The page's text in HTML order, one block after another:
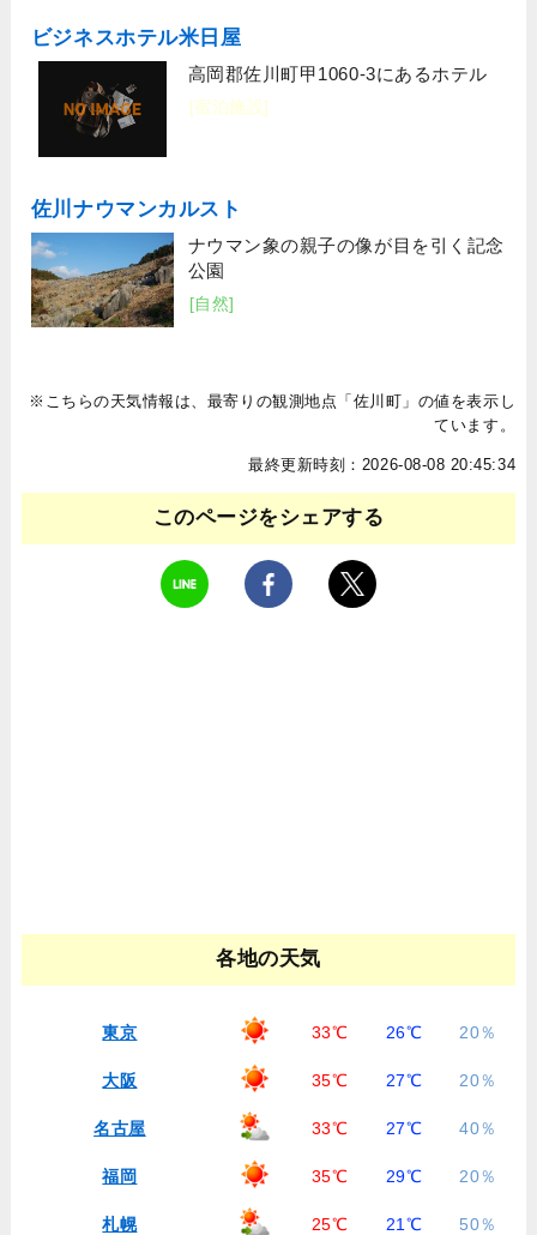
ビジネスホテル米日屋
高岡郡佐川町甲1060-3にあるホテル
[宿泊施設]
佐川ナウマンカルスト
ナウマン象の親子の像が目を引く記念
公園
[自然]
※こちらの天気情報は、最寄りの観測地点「佐川町」の値を表示し
ています。
最終更新時刻：2026-08-08 20:45:34
このページをシェアする
各地の天気
東京 33℃ 26℃ 20％
大阪 35℃ 27℃ 20％
名古屋 33℃ 27℃ 40％
福岡 35℃ 29℃ 20％
札幌 25℃ 21℃ 50％